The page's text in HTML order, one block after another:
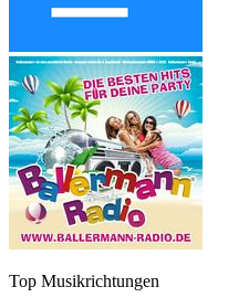
Top Musikrichtungen